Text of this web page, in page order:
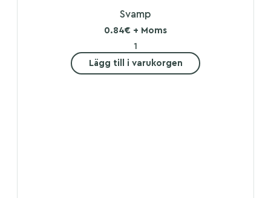
Svamp
0.84€ + Moms
Lägg till i varukorgen